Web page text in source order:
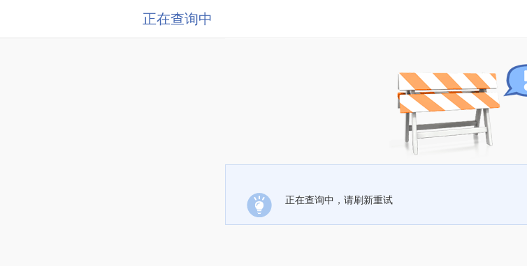
正在查询中
正在查询中，请刷新重试